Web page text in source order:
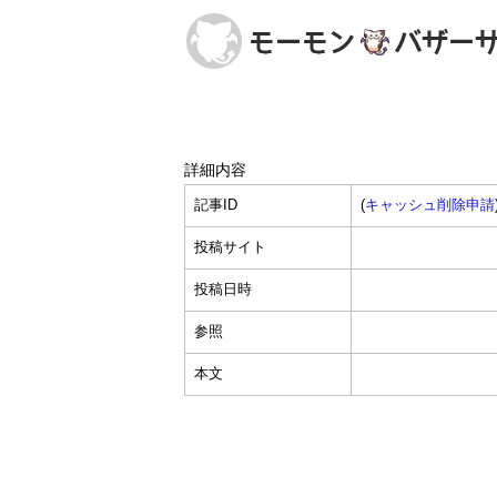
詳細内容
記事ID (キャッシュ削除申請
投稿サイト
投稿日時
参照
本文